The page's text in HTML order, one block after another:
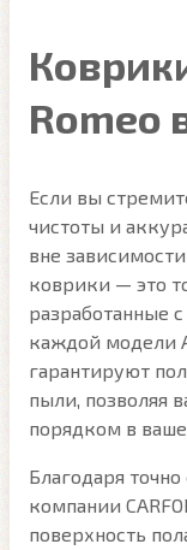
Romeo
Если вы
чистоты и
вне
коврики — это
разработанные
каждой модели
гарантируют
пыли, позволяя
порядком в
Благодаря
компании
поверхность